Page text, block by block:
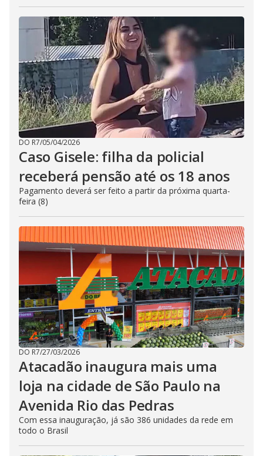
DO R7/05/04/2026
Caso Gisele: filha da policial
receberá pensão até os 18 anos
Pagamento deverá ser feito a partir da próxima quarta-
feira (8)
DO R7/27/03/2026
Atacadão inaugura mais uma
loja na cidade de São Paulo na
Avenida Rio das Pedras
Com essa inauguração, já são 386 unidades da rede em
todo o Brasil